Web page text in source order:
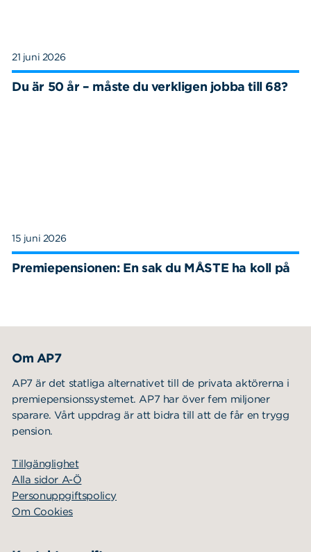
21 juni 2026
Du är 50 år – måste du verkligen jobba till 68?
15 juni 2026
Premiepensionen: En sak du MÅSTE ha koll på
Om AP7
AP7 är det statliga alternativet till de privata aktörerna i
premiepensionssystemet. AP7 har över fem miljoner
sparare. Vårt uppdrag är att bidra till att de får en trygg
pension.
Tillgänglighet
Alla sidor A-Ö
Personuppgiftspolicy
Om Cookies